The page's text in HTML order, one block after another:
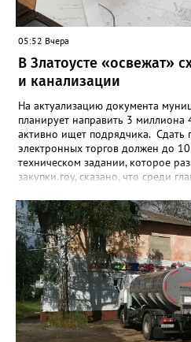
05:52 Вчера
В Златоусте «освежат»
и канализации
На актуализацию документа
планирует направить 3 миллиона
активно ищет подрядчика. Сдать
электронных торгов должен до
техническом задании, которое
закупки.гоу, сказано, что среди
повышение
схем, исполнителю нужно
строительству и реконструкции
оценив размер вложений, а также
бесхозных объектов и
сферы городского хозяйства. В
«Златоуст.инфо» сообщал о
вопроса была почти в три раза
486 рублей, а в списке работ
системы ливнёвок.